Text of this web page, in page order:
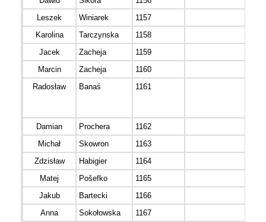
Leszek
Winiarek 1157
Karolina
Tarczynska 1158
Jacek
Zacheja 1159
Marcin
Zacheja 1160
Radosław
Banaś 1161
Damian Prochera 1162
Michał
Skowron 1163
Zdzisław
Habigier 1164
Matej
Pošefko 1165
Jakub
Bartecki 1166
Anna
Sokołowska 1167